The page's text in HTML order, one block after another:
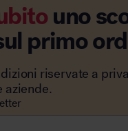
uno
primo
riservate a
aziende.